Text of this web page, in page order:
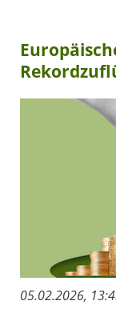
05.02.2026,